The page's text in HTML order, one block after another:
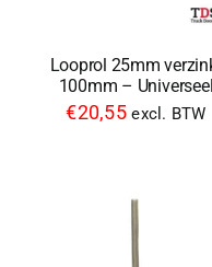
Looprol 25mm
100mm – Universeel
€20,55 excl. BTW